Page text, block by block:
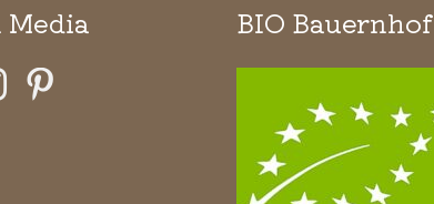
Media BIO Bauernhof